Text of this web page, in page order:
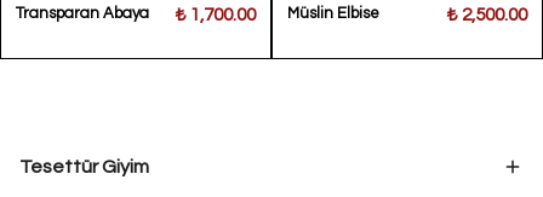
Transparan Abaya
₺ 1,700.00
Müslin Elbise
₺ 2,500.00
Tesettür Giyim